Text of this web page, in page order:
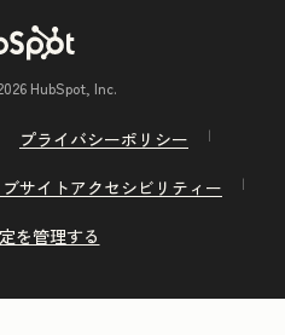
HubSpot, Inc.
プライバシーポリシー
サイトアクセシビリティー
を管理する